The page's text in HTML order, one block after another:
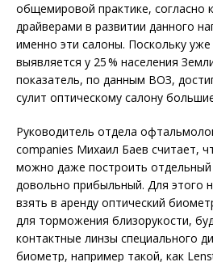
общемировой практике, согласно
драйверами в развитии данного
именно эти салоны. Поскольку
выявляется у 25 % населения
показатель, по данным ВОЗ,
сулит оптическому салону
Руководитель отдела
companies Михаил Баев считает,
можно даже построить отдельный
довольно прибыльный. Для этого
взять в аренду оптический
для торможения близорукости,
контактные линзы специального
биометр, например такой, как